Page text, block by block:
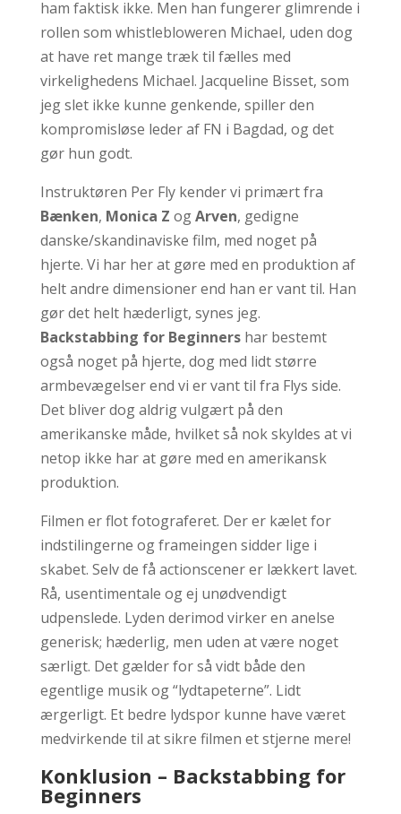
ham faktisk ikke. Men han fungerer glimrende i
rollen som whistlebloweren Michael, uden dog
at have ret mange træk til fælles med
virkelighedens Michael. Jacqueline Bisset, som
jeg slet ikke kunne genkende, spiller den
kompromisløse leder af FN i Bagdad, og det
gør hun godt.
Instruktøren Per Fly kender vi primært fra
Bænken, Monica Z ogArven, gedigne
danske/skandinaviske film, med noget på
hjerte. Vi har her at gøre med en produktion af
helt andre dimensioner end han er vant til. Han
gør det helt hæderligt, synes jeg.
Backstabbing for Beginnershar bestemt
også noget på hjerte, dog med lidt større
armbevægelser end vi er vant til fra Flys side.
Det bliver dog aldrig vulgært på den
amerikanske måde, hvilket så nok skyldes at vi
netop ikke har at gøre med en amerikansk
produktion.
Filmen er flot fotograferet. Der er kælet for
indstilingerne og frameingen sidder lige i
skabet. Selv de få actionscener er lækkert lavet.
Rå, usentimentale og ej unødvendigt
udpenslede. Lyden derimod virker en anelse
generisk; hæderlig, men uden at være noget
særligt. Det gælder for så vidt både den
egentlige musik og “lydtapeterne”. Lidt
ærgerligt. Et bedre lydspor kunne have været
medvirkende til at sikre filmen et stjerne mere!
Konklusion – Backstabbing for
Beginners